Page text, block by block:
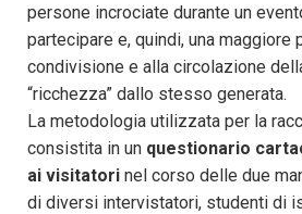
persone incrociate durante un
partecipare e, quindi, una
condivisione e alla circolazione
“ricchezza” dallo stesso generata.
La metodologia utilizzata per la
consistita in un questionario
ai visitatori nel corso delle due
di diversi intervistatori, studenti di